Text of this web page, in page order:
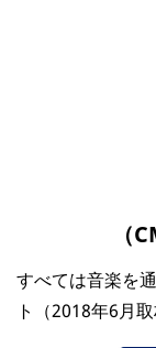
（
すべては音楽を
ト（2018年6月取